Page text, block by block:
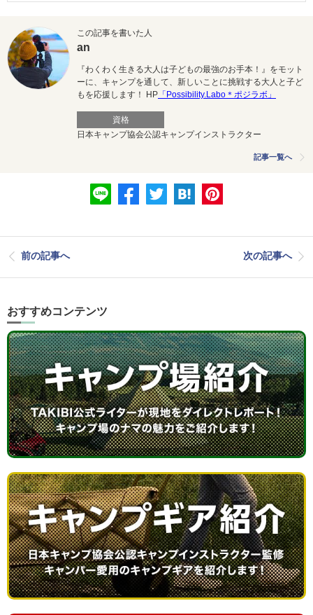
この記事を書いた人
an
『わくわく生きる大人は子どもの最強のお手本！』をモット
ーに、キャンプを通して、新しいことに挑戦する大人と子ど
もを応援します！ HP 「Possibility.Labo＊ポジラボ」
資格
日本キャンプ協会公認キャンプインストラクター
記事一覧へ
前の記事へ 次の記事へ
おすすめコンテンツ